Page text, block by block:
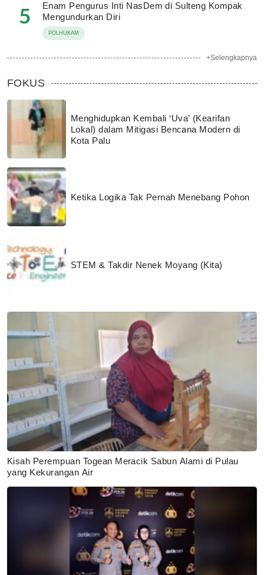
5
Enam Pengurus Inti NasDem di Sulteng Kompak
Mengundurkan Diri
POLHUKAM
+Selengkapnya
FOKUS
Menghidupkan Kembali ‘Uva’ (Kearifan
Lokal) dalam Mitigasi Bencana Modern di
Kota Palu
Ketika Logika Tak Pernah Menebang Pohon
STEM & Takdir Nenek Moyang (Kita)
Kisah Perempuan Togean Meracik Sabun Alami di Pulau
yang Kekurangan Air